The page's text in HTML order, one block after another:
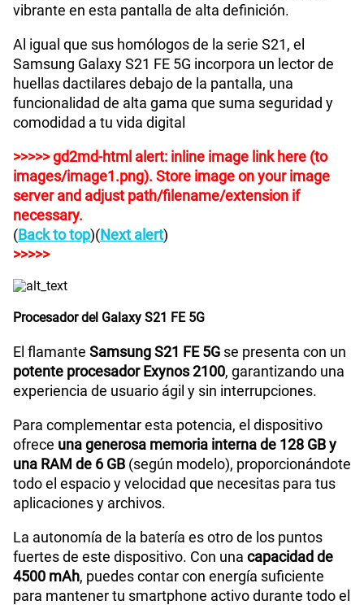
vibrante en esta pantalla de alta definición.
Al igual que sus homólogos de la serie S21, el
Samsung Galaxy S21 FE 5G incorpora un lector de
huellas dactilares debajo de la pantalla, una
funcionalidad de alta gama que suma seguridad y
comodidad a tu vida digital
>>>>> gd2md-html alert: inline image link here (to
images/image1.png). Store image on your image
server and adjust path/filename/extension if
necessary.
(Back to top)(Next alert)
>>>>>
Procesador del Galaxy S21 FE 5G
El flamante Samsung S21 FE 5G se presenta con un
potente procesador Exynos 2100, garantizando una
experiencia de usuario ágil y sin interrupciones.
Para complementar esta potencia, el dispositivo
ofrece una generosa memoria interna de 128 GB y
una RAM de 6 GB (según modelo), proporcionándote
todo el espacio y velocidad que necesitas para tus
aplicaciones y archivos.
La autonomía de la batería es otro de los puntos
fuertes de este dispositivo. Con una capacidad de
4500 mAh, puedes contar con energía suficiente
para mantener tu smartphone activo durante todo el